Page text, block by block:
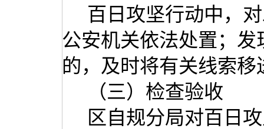
百日攻坚行动中，
公安机关依法处置；发
的，及时将有关线索
（三）检查验收
区自规分局对百日